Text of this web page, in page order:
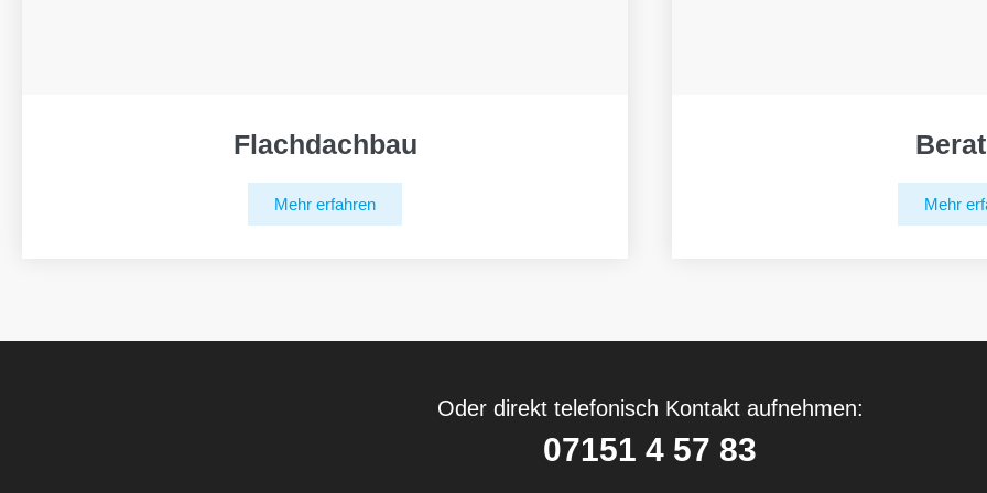
Flachdachbau
Mehr erfahren Mehr
Oder direkt telefonisch Kontakt aufnehmen:
07151 4 57 83